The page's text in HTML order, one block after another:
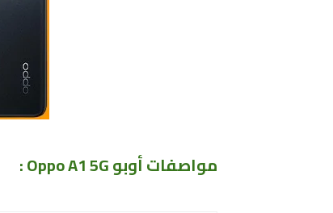
مواصفات أوبو Oppo A1 5G :